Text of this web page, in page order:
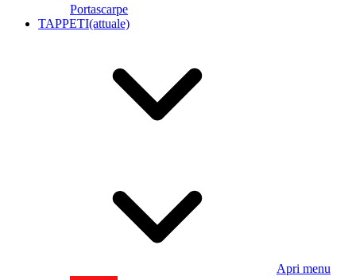
Portascarpe
TAPPETI(attuale)
Apri menu